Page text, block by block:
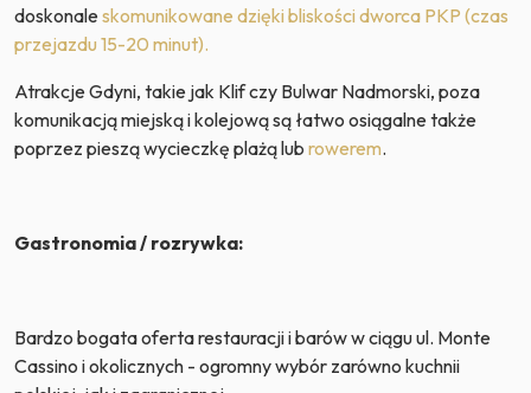
doskonaleskomunikowane dzięki bliskości dworca PKP (czas
przejazdu 15-20 minut).
Atrakcje Gdyni, takie jak Klif czy Bulwar Nadmorski, poza
komunikacją miejską i kolejową są łatwo osiągalne także
poprzez pieszą wycieczkę plażą lub rowerem.
Gastronomia / rozrywka:
Bardzo bogata oferta restauracji i barów w ciągu ul. Monte
Cassino i okolicznych - ogromny wybór zarówno kuchnii